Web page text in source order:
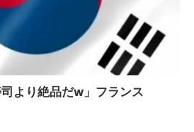
司より絶品だw」フランス